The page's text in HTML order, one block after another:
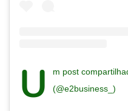
Um post
(@e2business_)